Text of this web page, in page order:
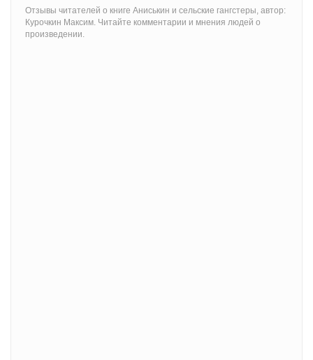
Отзывы читателей о книге Аниськин и сельские гангстеры, автор:
Курочкин Максим. Читайте комментарии и мнения людей о
произведении.